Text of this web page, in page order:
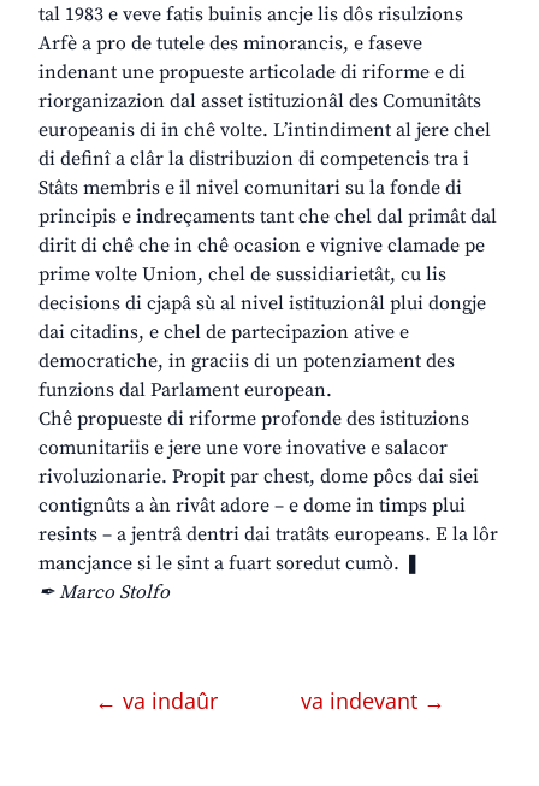
tal 1983 e veve fatis buinis ancje lis dôs risulzions
Arfè a pro de tutele des minorancis, e faseve
indenant une propueste articolade di riforme e di
riorganizazion dal asset istituzionâl des Comunitâts
europeanis di in chê volte. L’intindiment al jere chel
di definî a clâr la distribuzion di competencis tra i
Stâts membris e il nivel comunitari su la fonde di
principis e indreçaments tant che chel dal primât dal
dirit di chê che in chê ocasion e vignive clamade pe
prime volte Union, chel de sussidiarietât, cu lis
decisions di cjapâ sù al nivel istituzionâl plui dongje
dai citadins, e chel de partecipazion ative e
democratiche, in graciis di un potenziament des
funzions dal Parlament european.
Chê propueste di riforme profonde des istituzions
comunitariis e jere une vore inovative e salacor
rivoluzionarie. Propit par chest, dome pôcs dai siei
contignûts a àn rivât adore – e dome in timps plui
resints – a jentrâ dentri dai tratâts europeans. E la lôr
mancjance si le sint a fuart soredut cumò. ❚
✒ Marco Stolfo
← va indaûr va indevant →